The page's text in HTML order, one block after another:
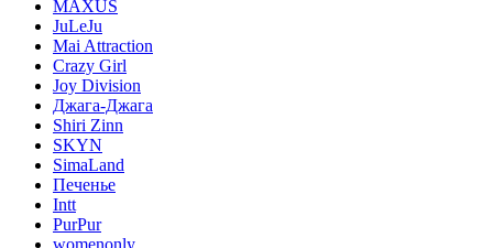
MAXUS
JuLeJu
Mai Attraction
Crazy Girl
Joy Division
Джага-Джага
Shiri Zinn
SKYN
SimaLand
Печенье
Intt
PurPur
womenonly